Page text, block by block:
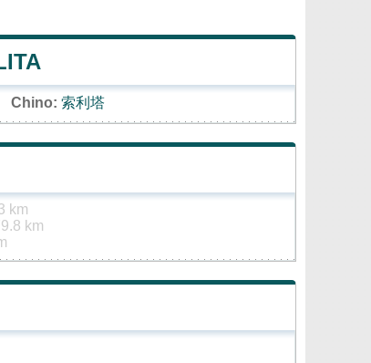
Chino: 索利塔
km
km